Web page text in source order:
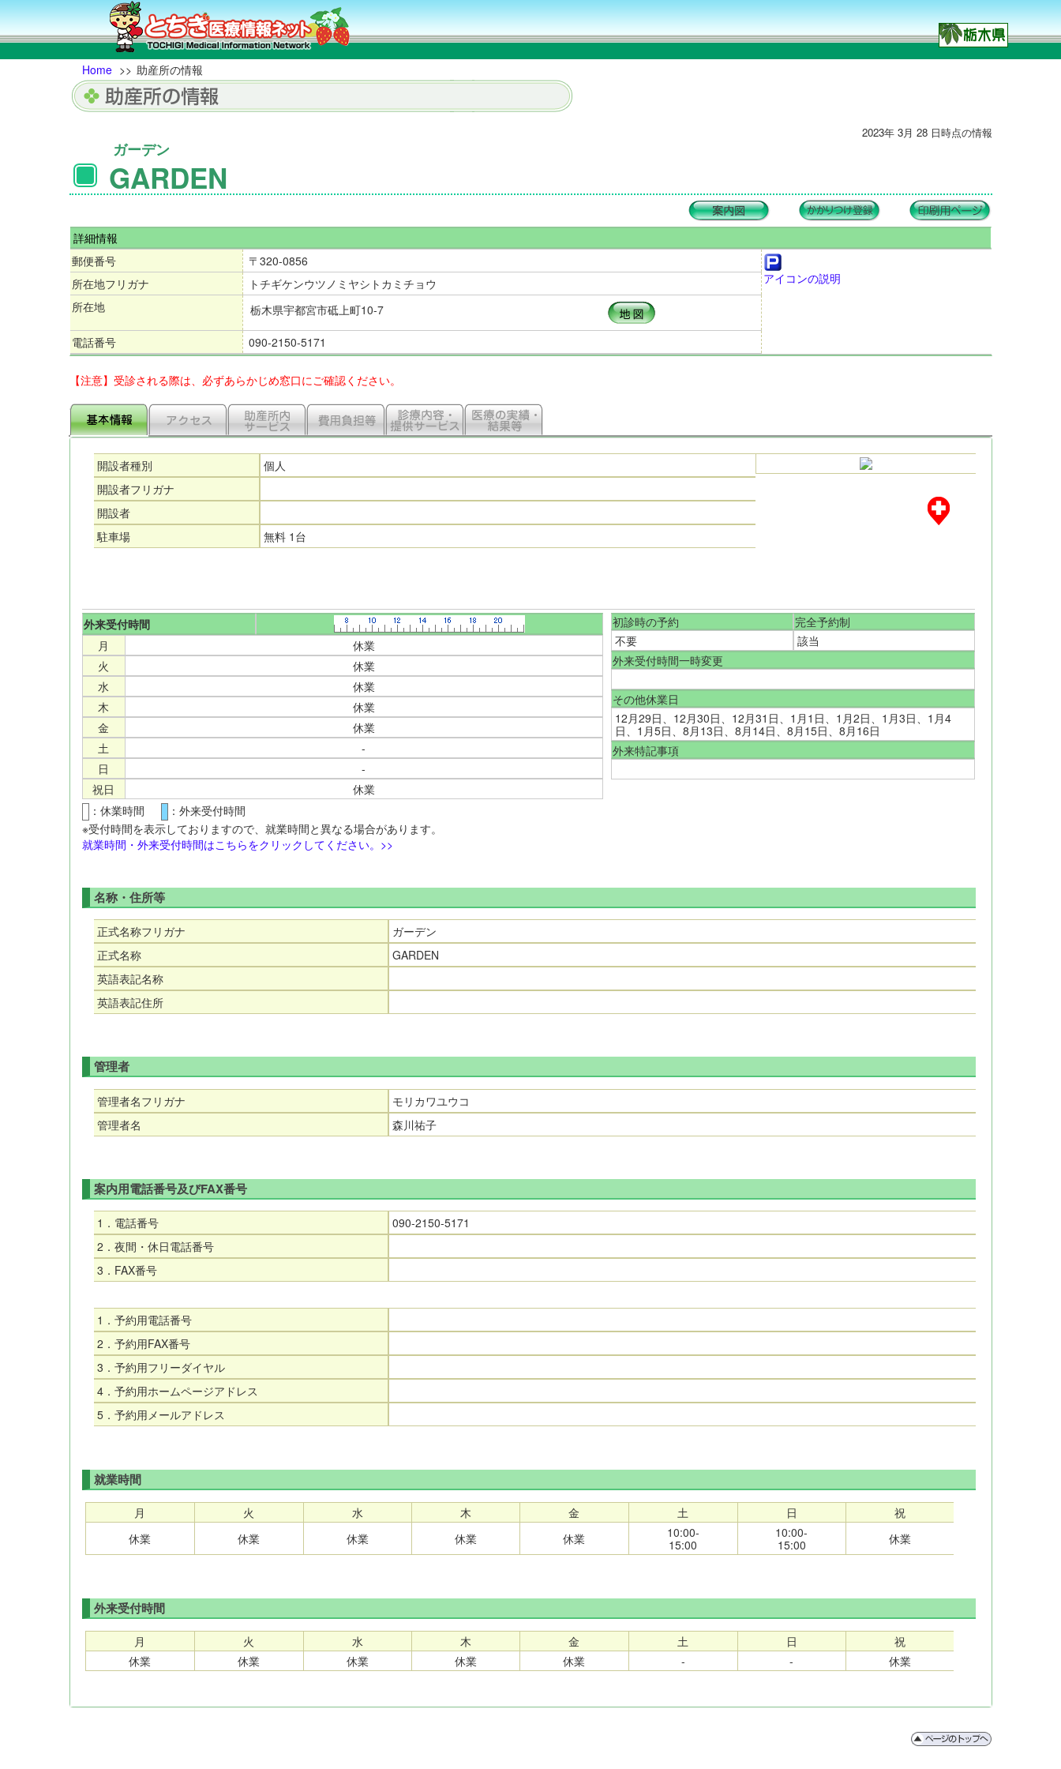
Home >> 助産所の情報
2023年 3月 28 日時点の情報
ガーデン
GARDEN
詳細情報
郵便番号
〒320-0856
所在地フリガナ
トチギケンウツノミヤシトカミチョウ
所在地
栃木県宇都宮市砥上町10-7
電話番号 090-2150-5171
アイコンの説明
【注意】受診される際は、必ずあらかじめ窓口にご確認ください。
開設者種別
個人
開設者フリガナ
開設者
駐車場
無料 1台
外来受付時間
月
休業
火
休業
水
休業
木
休業
金
休業
土
-
日
-
祝日
休業
初診時の予約
完全予約制
不要
該当
外来受付時間一時変更
その他休業日
12月29日、12月30日、12月31日、1月1日、1月2日、1月3日、1月4
日、1月5日、8月13日、8月14日、8月15日、8月16日
外来特記事項
：休業時間
：外来受付時間
※受付時間を表示しておりますので、就業時間と異なる場合があります。
就業時間・外来受付時間はこちらをクリックしてください。>>
名称・住所等
正式名称フリガナ
ガーデン
正式名称
GARDEN
英語表記名称
英語表記住所
管理者
管理者名フリガナ
モリカワユウコ
管理者名
森川祐子
案内用電話番号及びFAX番号
1．電話番号
090-2150-5171
2．夜間・休日電話番号
3．FAX番号
1．予約用電話番号
2．予約用FAX番号
3．予約用フリーダイヤル
4．予約用ホームページアドレス
5．予約用メールアドレス
就業時間
月 火 水 木 金 土 日
祝
休業
休業 休業 休業 休業
10:00-
15:00
10:00-
15:00
休業
外来受付時間
月 火 水 木 金 土 日
祝
休業
休業 休業 休業 休業 - - 休業